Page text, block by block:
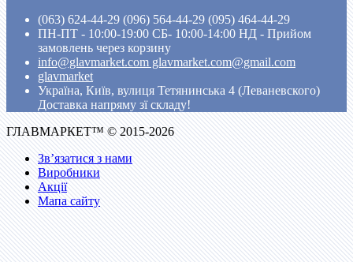
(063) 624-44-29 (096) 564-44-29 (095) 464-44-29
ПН-ПТ - 10:00-19:00 CБ- 10:00-14:00 НД - Прийом
замовлень через корзину
info@glavmarket.com glavmarket.com@gmail.com
glavmarket
Україна, Київ, вулиця Тетянинська 4 (Леваневского)
Доставка напряму зї складу!
ГЛАВМАРКЕТ™ © 2015-2026
Зв’язатися з нами
Виробники
Акції
Мапа сайту